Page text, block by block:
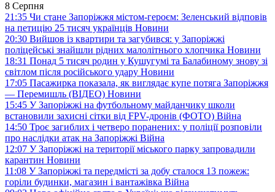
8 Серпня
21:35 Чи стане Запоріжжя містом-героєм: Зеленський відповів
на петицію 25 тисяч українців Новини
20:30 Вийшов із квартири та загубився: у Запоріжжі
поліцейські знайшли рідних малолітнього хлопчика Новини
18:31 Понад 5 тисяч родин у Кушугумі та Балабиному знову зі
світлом після російського удару Новини
17:05 Пасажирка показала, як виглядає купе потяга Запоріжжя
— Перемишль (ВІДЕО) Новини
15:45 У Запоріжжі на футбольному майданчику школи
встановили захисні сітки від FPV-дронів (ФОТО) Війна
14:50 Троє загиблих і четверо поранених: у поліції розповіли
про наслідки атак на Запоріжжі Війна
12:07 У Запоріжжі на території міського парку запровадили
карантин Новини
11:08 У Запоріжжі та передмісті за добу сталося 13 пожеж:
горіли будинки, магазин і вантажівка Війна